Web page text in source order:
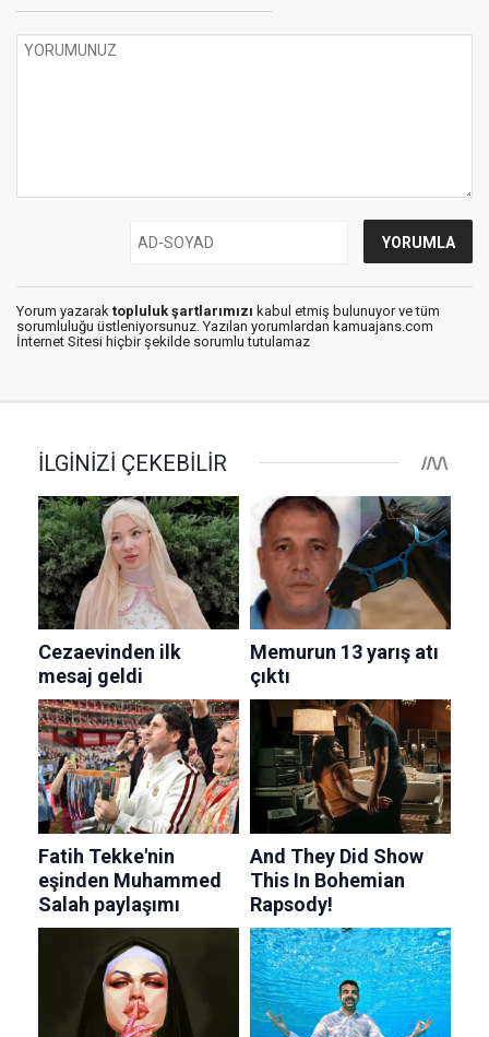
Yorum yazarak topluluk şartlarımızı kabul etmiş bulunuyor ve tüm
sorumluluğu üstleniyorsunuz. Yazılan yorumlardan kamuajans.com
İnternet Sitesi hiçbir şekilde sorumlu tutulamaz